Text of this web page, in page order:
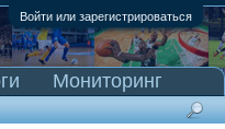
Войти или зарегистрироваться
Мониторинг